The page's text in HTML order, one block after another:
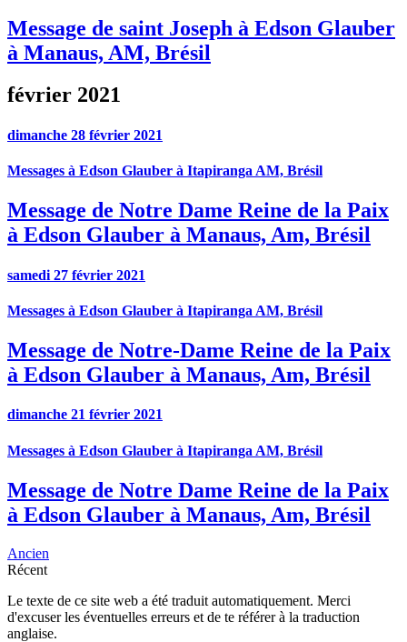
Message de saint Joseph à Edson Glauber
à Manaus, AM, Brésil
février 2021
dimanche 28 février 2021
Messages à Edson Glauber à Itapiranga AM, Brésil
Message de Notre Dame Reine de la Paix
à Edson Glauber à Manaus, Am, Brésil
samedi 27 février 2021
Messages à Edson Glauber à Itapiranga AM, Brésil
Message de Notre-Dame Reine de la Paix
à Edson Glauber à Manaus, Am, Brésil
dimanche 21 février 2021
Messages à Edson Glauber à Itapiranga AM, Brésil
Message de Notre Dame Reine de la Paix
à Edson Glauber à Manaus, Am, Brésil
Ancien
Récent
Le texte de ce site web a été traduit automatiquement. Merci
d'excuser les éventuelles erreurs et de te référer à la traduction
anglaise.